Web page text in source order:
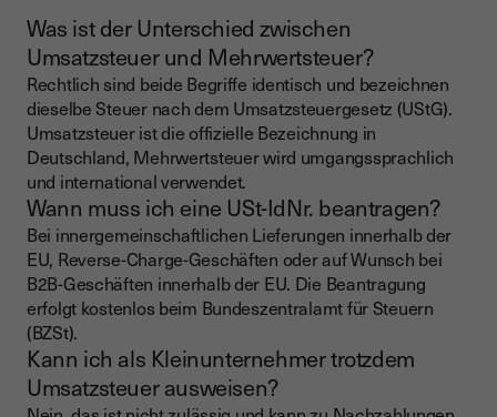
Was ist der Unterschied zwischen
Umsatzsteuer und Mehrwertsteuer?
Rechtlich sind beide Begriffe identisch und bezeichnen
dieselbe Steuer nach dem Umsatzsteuergesetz (UStG).
Umsatzsteuer ist die offizielle Bezeichnung in
Deutschland, Mehrwertsteuer wird umgangssprachlich
und international verwendet.
Wann muss ich eine USt-IdNr. beantragen?
Bei innergemeinschaftlichen Lieferungen innerhalb der
EU, Reverse-Charge-Geschäften oder auf Wunsch bei
B2B-Geschäften innerhalb der EU. Die Beantragung
erfolgt kostenlos beim Bundeszentralamt für Steuern
(BZSt).
Kann ich als Kleinunternehmer trotzdem
Umsatzsteuer ausweisen?